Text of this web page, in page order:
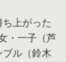
上がった
・一子（芦
ブル（鈴木